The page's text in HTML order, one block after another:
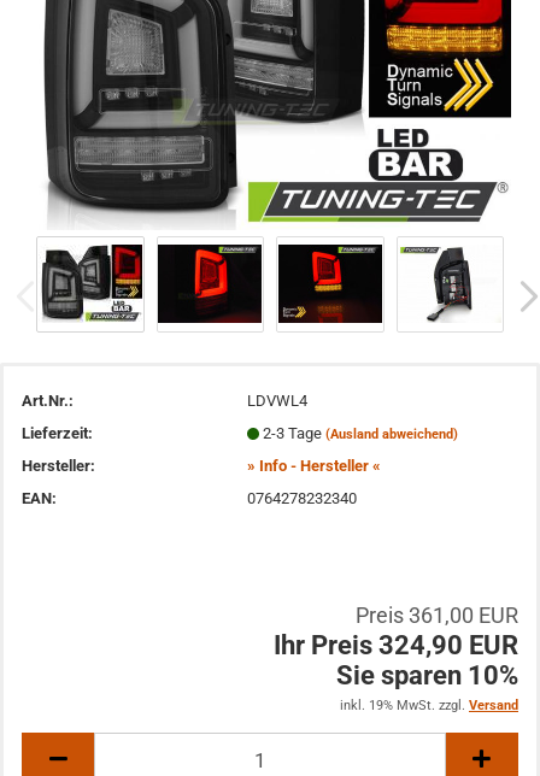
Art.Nr.:
LDVWL4
Lieferzeit:
2-3 Tage (Ausland abweichend)
Hersteller:
» Info - Hersteller «
EAN:
0764278232340
Preis 361,00 EUR
Ihr Preis 324,90 EUR
Sie sparen 10%
inkl. 19% MwSt. zzgl. Versand